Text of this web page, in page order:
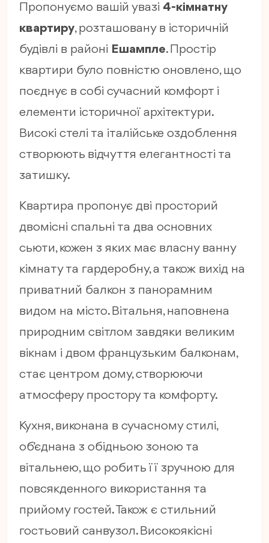
Пропонуємо вашій увазі 4-кімнатну
квартиру, розташовану в історичній
будівлі в районі Ешампле. Простір
квартири було повністю оновлено, що
поєднує в собі сучасний комфорт і
елементи історичної архітектури.
Високі стелі та італійське оздоблення
створюють відчуття елегантності та
затишку.
Квартира пропонує дві просторий
двомісні спальні та два основних
сьюти, кожен з яких має власну ванну
кімнату та гардеробну, а також вихід на
приватний балкон з панорамним
видом на місто. Вітальня, наповнена
природним світлом завдяки великим
вікнам і двом французьким балконам,
стає центром дому, створюючи
атмосферу простору та комфорту.
Кухня, виконана в сучасному стилі,
об’єднана з обідньою зоною та
вітальнею, що робить її зручною для
повсякденного використання та
прийому гостей. Також є стильний
гостьовий санвузол. Високоякісні